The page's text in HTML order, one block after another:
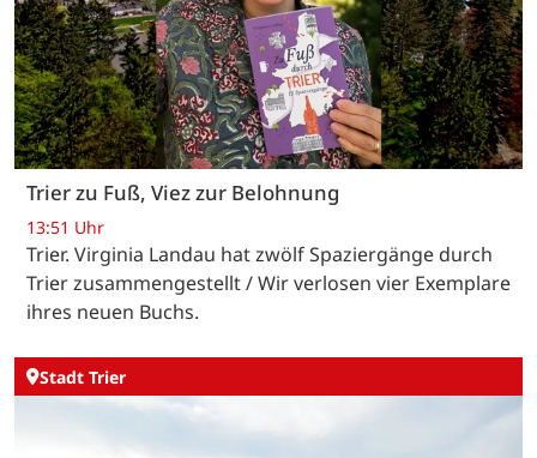
Trier zu Fuß, Viez zur Belohnung
13:51 Uhr
Trier. Virginia Landau hat zwölf Spaziergänge durch
Trier zusammengestellt / Wir verlosen vier Exemplare
ihres neuen Buchs.
Stadt Trier